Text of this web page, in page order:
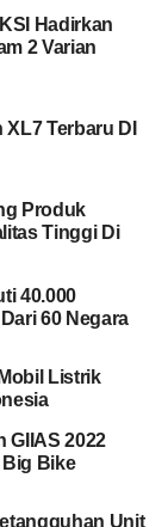
Hadirkan
2 Varian
Terbaru DI
Produk
Tinggi Di
40.000
60 Negara
Listrik
GIIAS 2022
Bike
Unit